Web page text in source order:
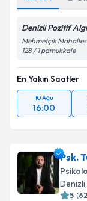
Denizli Pozitif
Mehmetçik
128 / 1 pamukkale
En Yakın Saatler
10 Ağu
16:00
Psk.
Denizli
5 (62